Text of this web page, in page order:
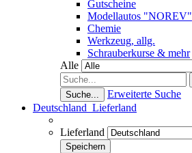
Gutscheine
Modellautos "NOREV"
Chemie
Werkzeug, allg.
Schrauberkurse & mehr
Alle
Suche...
Erweiterte Suche
Deutschland Lieferland
Lieferland